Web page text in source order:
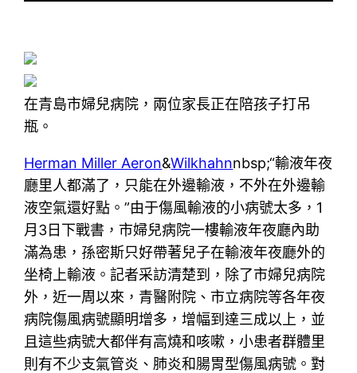
在青島市婦兒病院，兩位家長正在陪孩子打吊
瓶。
Herman Miller Aeron&Wilkhahnnbsp;“輸液年夜
廳里人都滿了，只能在外邊輸液，不外在外邊輸
液空氣還好點。”由于傷風輸液的小病號太多，1
月3日下戰書，市婦兒病院一樓輸液年夜廳內助
滿為患，孫密斯只好帶著兒子在輸液年夜廳外的
坐椅上輸液。記者采訪清楚到，除了市婦兒病院
外，近一周以來，青醫附院、市立病院等各年夜
病院傷風病號顯明增多，增幅到達三成以上，並
且這些病號大都伴有高燒和咳嗽，小患者群體里
則有不少支氣管炎、肺炎和腸胃型傷風病號。對